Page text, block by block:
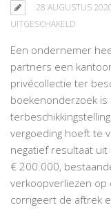
28 AUGUSTUS
UITGESCHAKELD
BV
LEENT
UW
KUNST
Een ondernemer
partners een
privécollectie ter
boekenonderzoek
vergoeding hoeft te
negatief resultaat uit
€ 200.000,
verkoopverliezen op
corrigeert de aftrek